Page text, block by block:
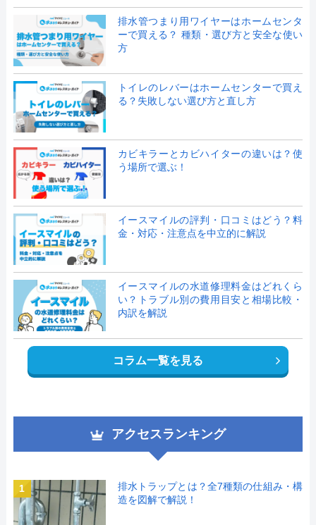
排水管つまり用ワイヤーはホームセンタ
ーで買える？ 種類・選び方と安全な使い
方
トイレのレバーはホームセンターで買え
る？失敗しない選び方と直し方
カビキラーとカビハイターの違いは？使
う場所で選ぶ！
イースマイルの評判・口コミはどう？料
金・対応・注意点を中立的に解説
イースマイルの水道修理料金はどれくら
い？トラブル別の費用目安と相場比較・
内訳を解説
コラム一覧を見る
アクセスランキング
1
排水トラップとは？全7種類の仕組み・構
造を図解で解説！